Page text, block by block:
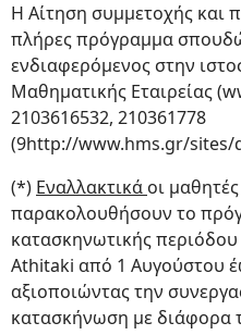
Η Αίτηση συμμετοχής και
πλήρες πρόγραμμα
ενδιαφερόμενος στην
Μαθηματικής Εταιρείας
2103616532, 210361778
(9http://www.hms.gr/sites/
(*) Εναλλακτικά οι
παρακολουθήσουν το
κατασκηνωτικής περιόδου
Athitaki από 1 Αυγούστου
αξιοποιώντας την
κατασκήνωση με διάφορα